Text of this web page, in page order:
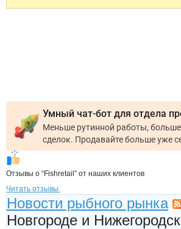
Умный чат-бот для отдела
Меньше рутинной работы,
Отзывы о “Fishretail” от наших клиентов
Читать отзывы
Новости рыбного рынка
Новгороде и